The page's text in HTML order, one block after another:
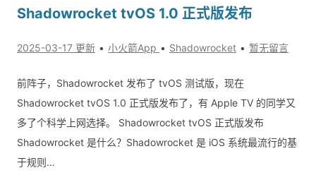
Shadowrocket tvOS 1.0 正式版发布
2025-03-17 更新 小火箭App Shadowrocket 暂无留言
前阵子，Shadowrocket 发布了 tvOS 测试版，现在
Shadowrocket tvOS 1.0 正式版发布了，有 Apple TV 的同学又
多了个科学上网选择。 Shadowrocket tvOS 正式版发布
Shadowrocket 是什么？Shadowrocket 是 iOS 系统最流行的基
于规则…